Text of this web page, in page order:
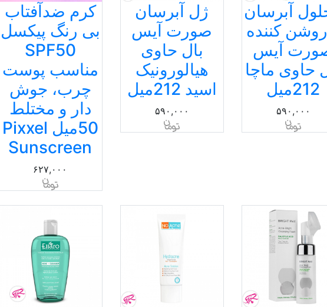
آبرسان
کننده
آیس
حاوی ماچا
212میل
۵۹۰,۰۰۰
ژل آبرسان
صورت آیس
بال حاوی
هیالورونیک
اسید 212میل
۵۹۰,۰۰۰
کرم ضدآفتاب
بی رنگ پیکسل
SPF50
مناسب پوست
چرب، جوش
دار و مختلط
50میل Pixxel
Sunscreen
۶۲۷,۰۰۰